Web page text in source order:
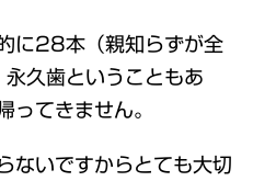
に28本（親知らずが全
久歯ということもあ
ってきません。
ないですからとても大切